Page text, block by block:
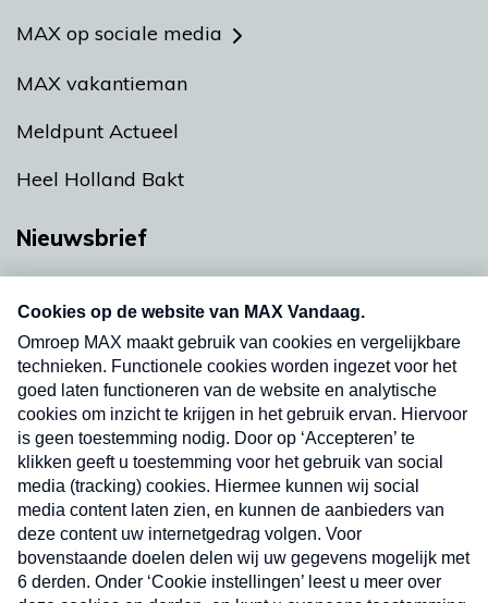
MAX op sociale media
MAX vakantieman
Meldpunt Actueel
Heel Holland Bakt
Nieuwsbrief
Neem hier een gratis abonnement op onze
nieuwsbrief. Elke vrijdag- en dinsdagochtend in
uw mailbox.
Verzend